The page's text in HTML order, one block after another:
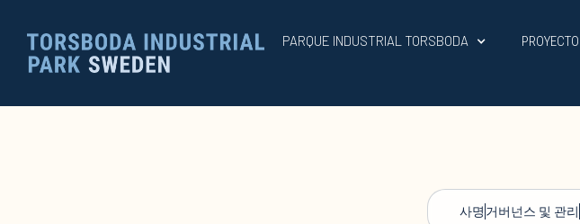
PARQUE INDUSTRIAL TORSBODA PROYECTO
사명 거버넌스 및 관리